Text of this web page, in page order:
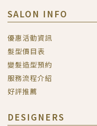
SALON INFO
優惠活動資訊
髮型價目表
變髮造型預約
服務流程介紹
好評推薦
DESIGNERS